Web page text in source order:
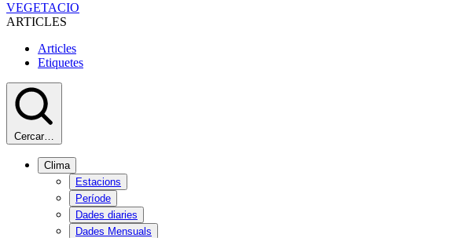
VEGETACIO
ARTICLES
Articles
Etiquetes
Cercar…
Clima
Estacions
Període
Dades diaries
Dades Mensuals